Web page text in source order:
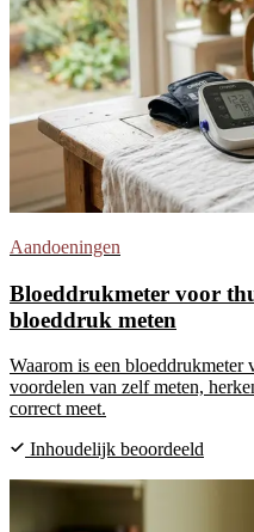
Aandoeningen
Bloeddrukmeter voor
bloeddruk meten
Waarom is een
voordelen van zelf meten,
correct meet.
Inhoudelijk beoordeeld